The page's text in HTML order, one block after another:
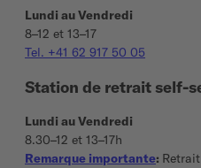
Lundi au Vendredi
8–12 et 13–17
Tel. +41 62 917 50 05
Station de retrait self-
Lundi au Vendredi
8.30–12 et 13–17h
Remarque importante: